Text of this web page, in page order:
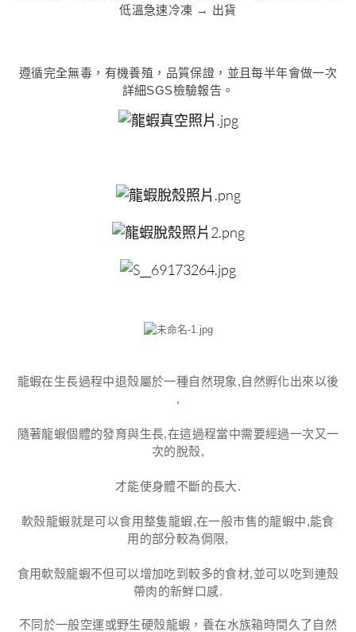
低溫急速冷凍 → 出貨
遵循完全無毒，有機養殖，品質保證，並且每半年會做一次
詳細SGS檢驗報告。
龍蝦在生長過程中退殼屬於一種自然現象,自然孵化出來以後​
,
隨著龍蝦個體的發育與生長,在這過程當中需要經過一次又一
次的脫殼,
才能使身體不斷的長大.
軟殼龍蝦就是可以食用整隻龍蝦,在一般市售的龍蝦中,能食
用的部分較為侷限,
食用軟殼龍蝦不但可以增加吃到較多的食材,並可以吃到連殼
帶肉的新鮮口感.
不同於一般空運或野生硬殼龍蝦，養在水族箱時間久了自然